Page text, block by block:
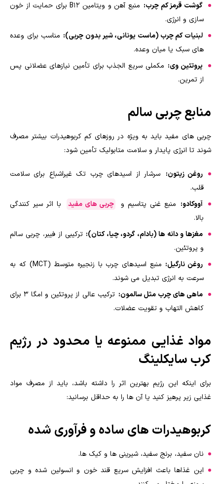
گوشت قرمز کم چرب:
منبع آهن و ویتامین B12 برای حمایت از خون
سازی و انرژی.
لبنیات کم چرب (ماست یونانی، شیر بدون چربی): مناسب برای وعده
های سبک یا میان وعده.
پروتئین وی: مکملی سریع الجذب برای تأمین نیازهای عضلانی پس
از تمرین.
منابع چربی سالم
چربی های مفید باید به ویژه در روزهای کم کربوهیدرات بیشتر مصرف
شوند تا انرژی پایدار و سلامت متابولیک تأمین شود:
روغن زیتون: سرشار از اسیدهای چرب تک غیراشباع برای سلامت
قلب.
آووکادو: منبع غنی پتاسیم و چربی های مفید
با اثر سیر کنندگی
بالا.
مغزها و دانه ها (بادام، گردو، چیا، کتان): ترکیبی از فیبر، چربی سالم
و پروتئین.
روغن نارگیل:
منبع اسیدهای چرب با زنجیره متوسط (MCT) که به
سرعت به انرژی تبدیل می شوند.
ماهی های چرب مثل سالمون:
ترکیب عالی از پروتئین و امگا ۳ برای
کاهش التهاب و تقویت عضلات.
مواد غذایی ممنوعه یا محدود در رژیم
کرب سایکلینگ
برای اینکه این رژیم بهترین اثر را داشته باشد، باید از مصرف مواد
غذایی زیر پرهیز کنید یا آن ها را به حداقل برسانید:
کربوهیدرات های ساده و فرآوری شده
نان سفید، برنج سفید، شیرینی ها و کیک ها.
این غذاها باعث افزایش سریع قند خون و انسولین شده و چربی